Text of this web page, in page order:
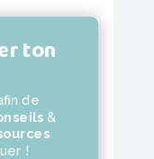
ton
de
&
!